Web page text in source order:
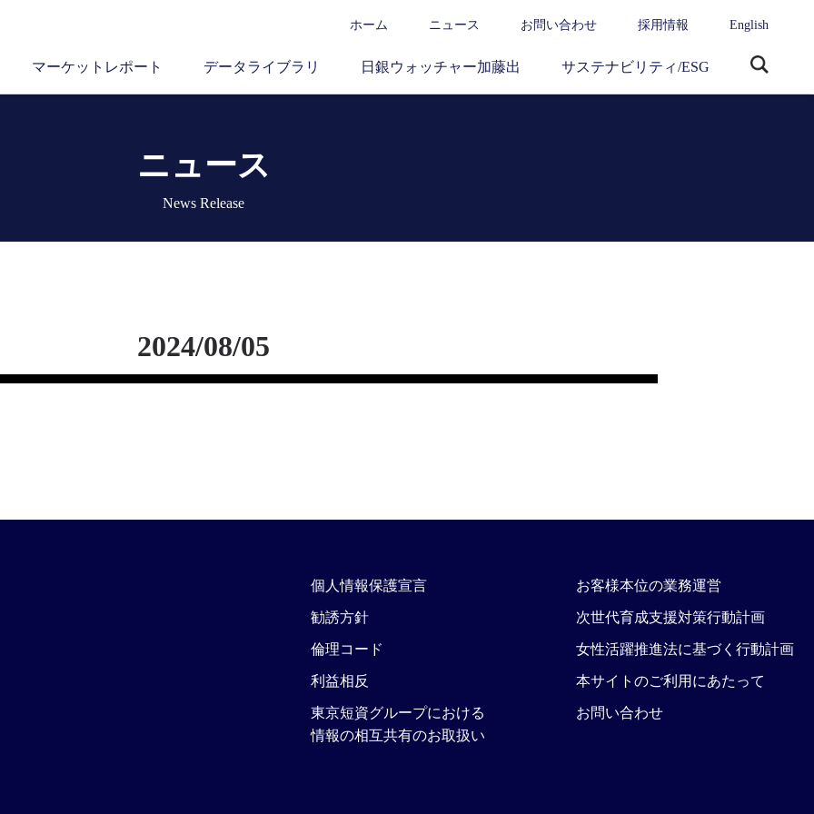
ホーム ニュース お問い合わせ 採用情報 English
マーケットレポート データライブラリ 日銀ウォッチャー加藤出 サステナビリティ/ESG
ニュース
News Release
2024/08/05
個人情報保護宣言
勧誘方針
倫理コード
利益相反
東京短資グループにおける
情報の相互共有のお取扱い
お客様本位の業務運営
次世代育成支援対策行動計画
女性活躍推進法に基づく行動計画
本サイトのご利用にあたって
お問い合わせ